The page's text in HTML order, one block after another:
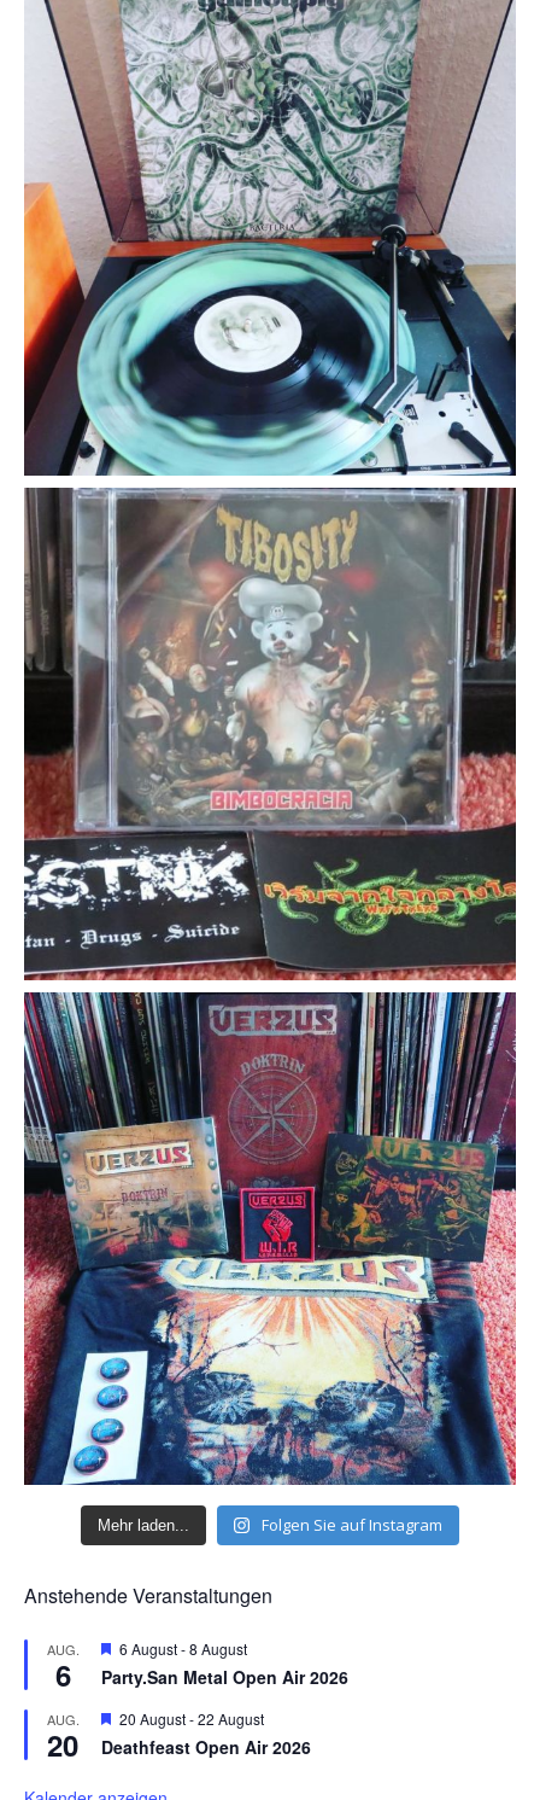
Mehr laden... Folgen Sie auf Instagram
Anstehende Veranstaltungen
AUG.
6
H
r
o
r
6 August-8 August
Party.San Metal Open Air 2026
AUG.
20
H
r
o
20 August-22 August
Deathfeast Open Air 2026